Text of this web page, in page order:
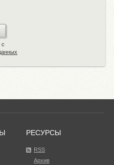
с
РЕСУРСЫ
RSS
Архив